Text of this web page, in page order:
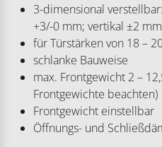
3-dimensional
+3/-0 mm; vertikal ±2 mm
für Türstärken von 18 –
schlanke Bauweise
max. Frontgewicht 2 –
Frontgewichte beachten)
Frontgewicht einstellbar
Öffnungs- und